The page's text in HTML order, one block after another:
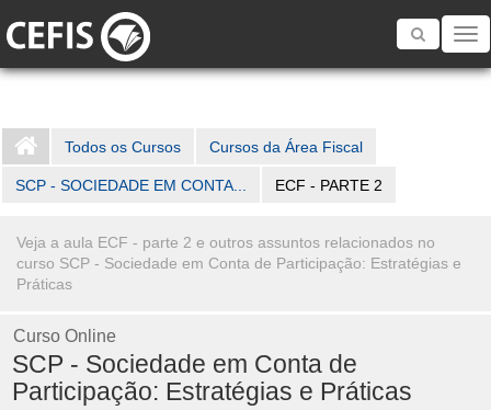
Toggle
Todos os Cursos Cursos da Área Fiscal
SCP - SOCIEDADE EM CONTA... ECF - PARTE 2
Veja a aula ECF - parte 2 e outros assuntos relacionados no
curso SCP - Sociedade em Conta de Participação: Estratégias e
Práticas
Curso Online
SCP - Sociedade em Conta de
Participação: Estratégias e Práticas